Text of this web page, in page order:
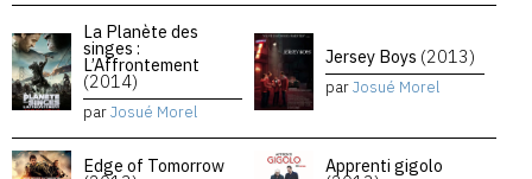
La Planète des
singes :
L’Affrontement
(2014)
parJosué Morel
Jersey Boys (2013)
parJosué Morel
Edge of Tomorrow Apprenti gigolo